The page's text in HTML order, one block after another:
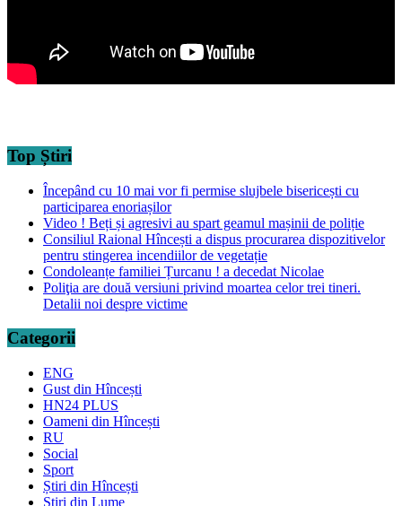
Top Știri
Începând cu 10 mai vor fi permise slujbele bisericești cu
participarea enoriașilor
Video ! Beți și agresivi au spart geamul mașinii de poliție
Consiliul Raional Hîncești a dispus procurarea dispozitivelor
pentru stingerea incendiilor de vegetație
Condoleanțe familiei Țurcanu ! a decedat Nicolae
Poliţia are două versiuni privind moartea celor trei tineri.
Detalii noi despre victime
Categorii
ENG
Gust din Hîncești
HN24 PLUS
Oameni din Hîncești
RU
Social
Sport
Știri din Hîncești
Știri din Lume